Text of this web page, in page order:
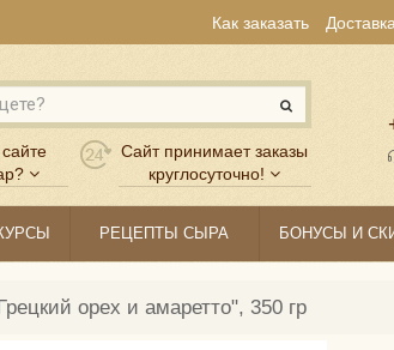
Как заказать
Сайт принимает заказы
круглосуточно!
РЕЦЕПТЫ СЫРА БОНУСЫ И
орех и амаретто", 350 гр